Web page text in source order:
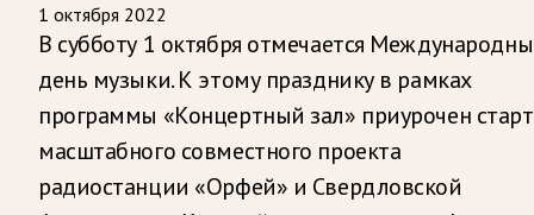
1 октября 2022
В субботу 1 октября отмечается
день музыки. К этому празднику в рамках
программы «Концертный зал» приурочен старт
масштабного совместного проекта
радиостанции «Орфей» и Свердловской